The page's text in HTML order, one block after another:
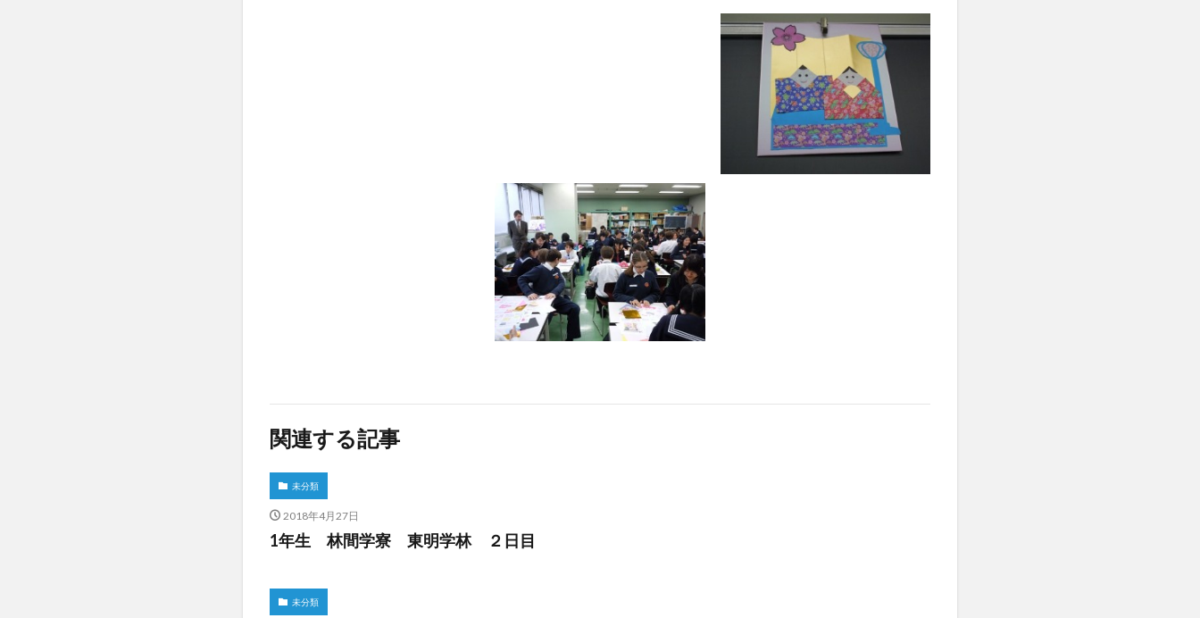
関連する記事
未分類
2018年4月27日
1年生 林間学寮 東明学林 ２日目
未分類